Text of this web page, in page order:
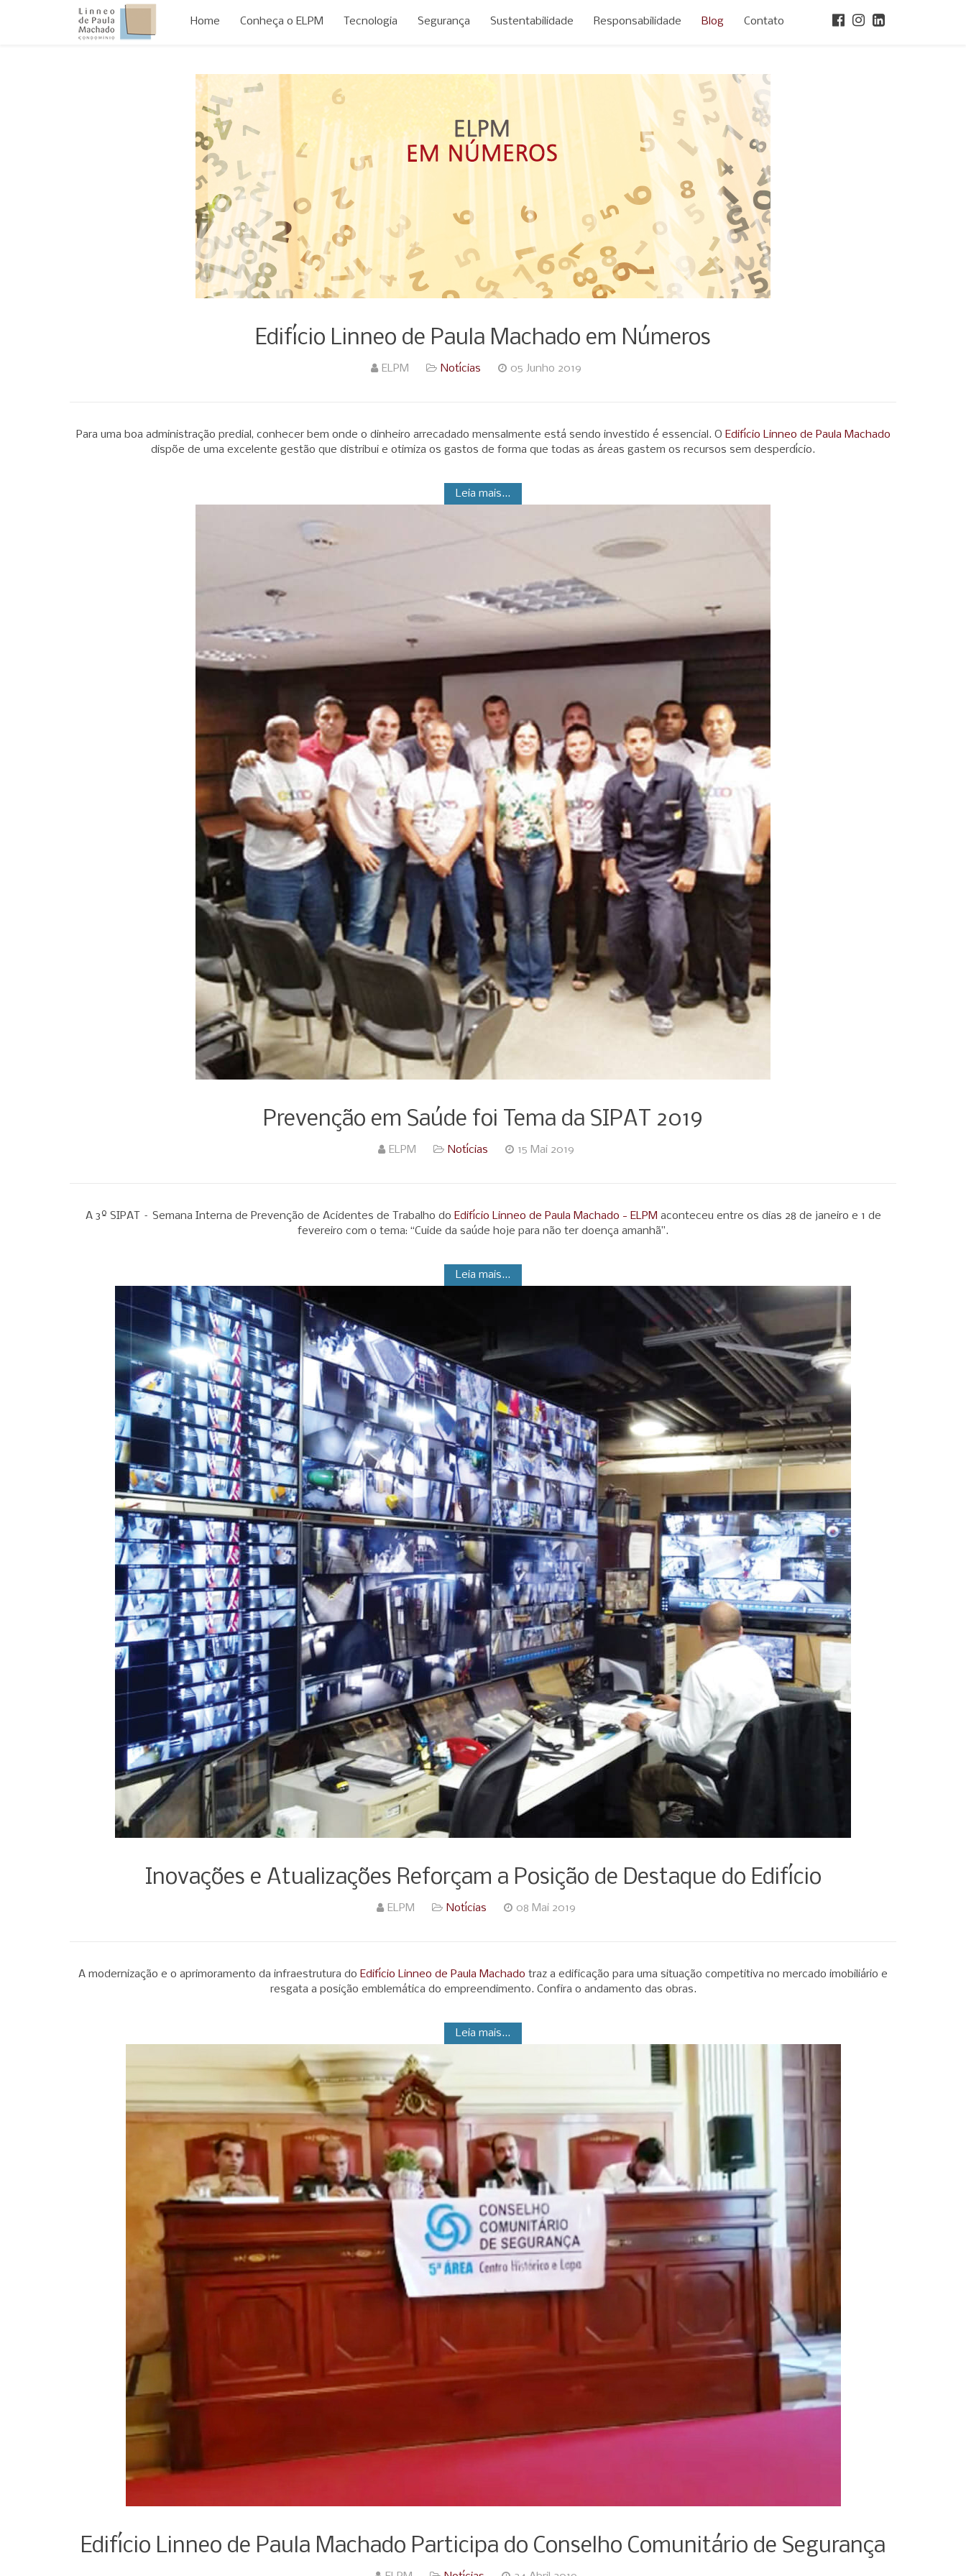
Home Conheça o ELPM Tecnologia Segurança Sustentabilidade Responsabilidade Blog Contato
Edifício Linneo de Paula Machado em Números
ELPM Notícias 05 Junho 2019
Para uma boa administração predial, conhecer bem onde o dinheiro arrecadado mensalmente está sendo investido é essencial. O Edifício Linneo de Paula Machado
dispõe de uma excelente gestão que distribui e otimiza os gastos de forma que todas as áreas gastem os recursos sem desperdício.
Leia mais...
Prevenção em Saúde foi Tema da SIPAT 2019
ELPM Notícias 15 Mai 2019
A 3º SIPAT – Semana Interna de Prevenção de Acidentes de Trabalho do Edifício Linneo de Paula Machado - ELPM aconteceu entre os dias 28 de janeiro e 1 de
fevereiro com o tema: “Cuide da saúde hoje para não ter doença amanhã”.
Leia mais...
Inovações e Atualizações Reforçam a Posição de Destaque do Edifício
ELPM Notícias 08 Mai 2019
A modernização e o aprimoramento da infraestrutura do Edifício Linneo de Paula Machado traz a edificação para uma situação competitiva no mercado imobiliário e
resgata a posição emblemática do empreendimento. Confira o andamento das obras.
Leia mais...
Edifício Linneo de Paula Machado Participa do Conselho Comunitário de Segurança